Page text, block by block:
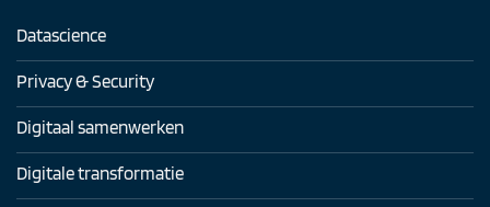
Datascience
Privacy & Security
Digitaal samenwerken
Digitale transformatie